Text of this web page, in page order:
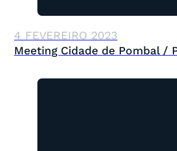
4 FEVEREIRO 2023
Meeting Cidade de Pombal /